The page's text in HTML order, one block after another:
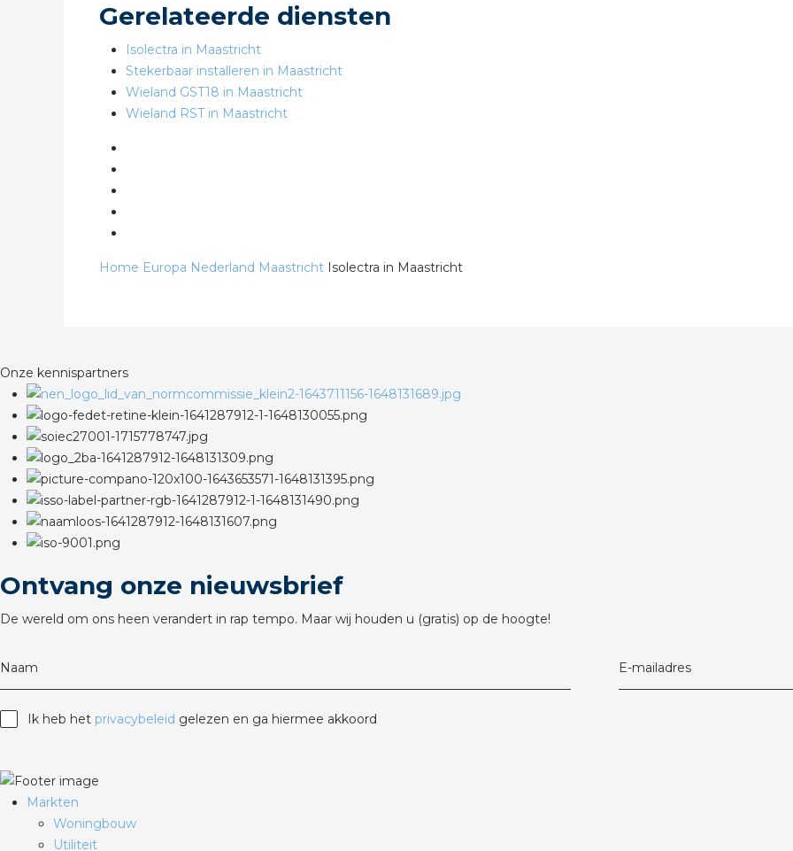
Gerelateerde diensten
Isolectra in Maastricht
Stekerbaar installeren in Maastricht
Wieland GST18 in Maastricht
Wieland RST in Maastricht
Home Europa Nederland Maastricht Isolectra in Maastricht
Onze kennispartners
Ontvang onze nieuwsbrief
De wereld om ons heen verandert in rap tempo. Maar wij houden u (gratis) op de hoogte!
Naam E-mailadres
Ik heb het privacybeleid gelezen en ga hiermee akkoord
Markten
Woningbouw
Utiliteit